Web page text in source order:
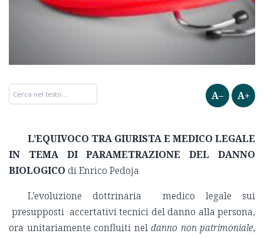
A– A+
L’EQUIVOCO TRA GIURISTA E MEDICO LEGALE
IN TEMA DI PARAMETRAZIONE DEL DANNO
BIOLOGICO di Enrico Pedoja
L’evoluzione dottrinaria medico legale sui
presupposti accertativi tecnici del danno alla persona,
ora unitariamente confluiti nel danno non patrimoniale,